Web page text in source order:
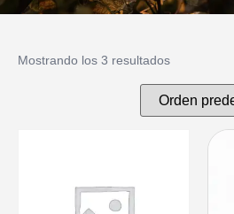
Mostrando los 3 resultados